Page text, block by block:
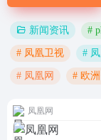
新闻资讯 #
# 凤凰卫视 #
# 凤凰网 # 欧
凤凰网